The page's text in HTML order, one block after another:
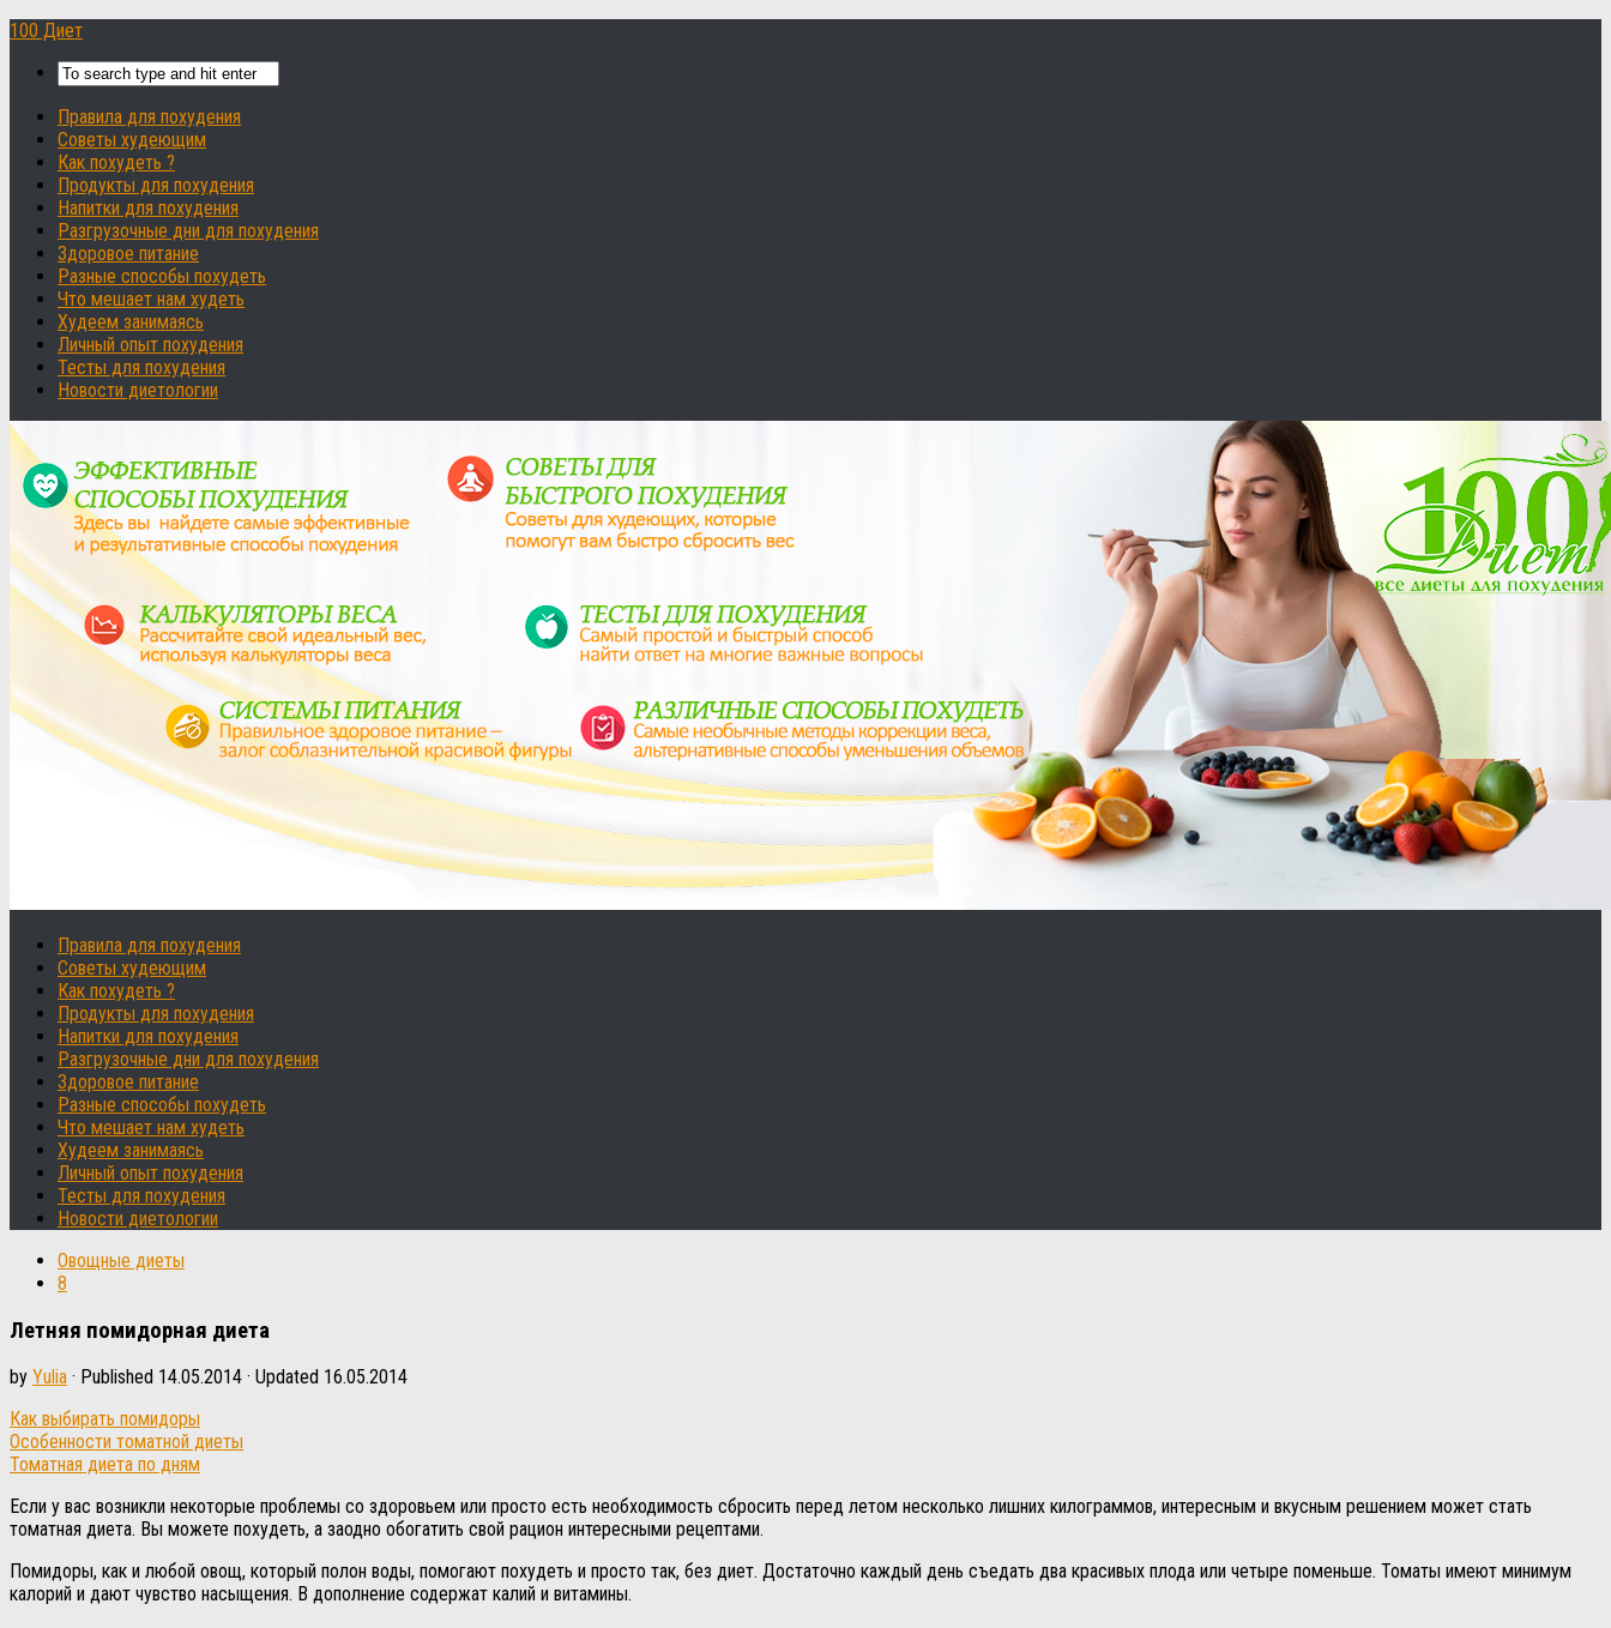
100 Диет
Правила для похудения
Советы худеющим
Как похудеть ?
Продукты для похудения
Напитки для похудения
Разгрузочные дни для похудения
Здоровое питание
Разные способы похудеть
Что мешает нам худеть
Худеем занимаясь
Личный опыт похудения
Тесты для похудения
Новости диетологии
Правила для похудения
Советы худеющим
Как похудеть ?
Продукты для похудения
Напитки для похудения
Разгрузочные дни для похудения
Здоровое питание
Разные способы похудеть
Что мешает нам худеть
Худеем занимаясь
Личный опыт похудения
Тесты для похудения
Новости диетологии
Овощные диеты
8
Летняя помидорная диета
by Yulia · Published 14.05.2014 · Updated 16.05.2014
Как выбирать помидоры
Особенности томатной диеты
Томатная диета по дням
Если у вас возникли некоторые проблемы со здоровьем или просто есть необходимость сбросить перед летом несколько лишних килограммов, интересным и вкусным решением может стать
томатная диета. Вы можете похудеть, а заодно обогатить свой ​​рацион интересными рецептами.
Помидоры, как и любой овощ, который полон воды, помогают похудеть и просто так, без диет. Достаточно каждый день съедать два красивых плода или четыре поменьше. Томаты имеют минимум
калорий и дают чувство насыщения. В дополнение содержат калий и витамины.